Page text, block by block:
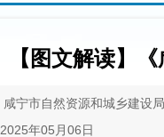
【图文解读】
咸宁市自然资源和城乡建设局
2025年05月06日